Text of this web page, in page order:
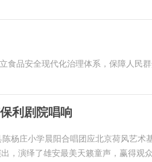
品安全现代化治理体系，保障人民群
利剧院唱响
杨庄小学晨阳合唱团应北京荷风艺术
，演绎了雄安最美天籁童声，赢得观众